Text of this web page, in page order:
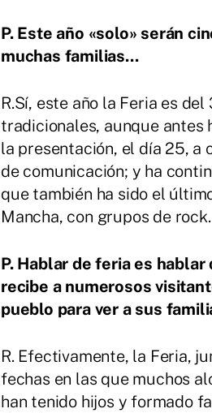
P. Este año «solo» serán
muchas familias...
R.Sí, este año la Feria es
tradicionales, aunque antes
la presentación, el día 25, a
de comunicación; y ha
que también ha sido el
Mancha, con grupos de rock.
P. Hablar de feria es
recibe a numerosos
pueblo para ver a sus
R. Efectivamente, la Feria,
fechas en las que muchos
han tenido hijos y formado